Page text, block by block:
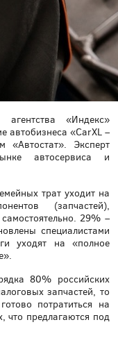
«Индекс»
автобизнеса «CarXL –
«Автостат». Эксперт
автосервиса и
трат уходит на
(запчастей),
29% –
специалистами
уходят на «полное
80% российских
запчастей, то
потратиться на
что предлагаются под